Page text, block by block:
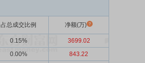
占总成交比例 净额(万)
0.15%
3699.02
0.00%
843.22